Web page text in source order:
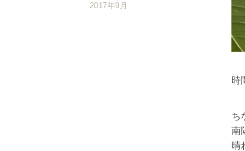
2017年9月
時
ち
南
晴